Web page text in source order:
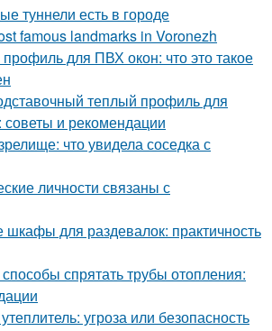
туннели есть в городе
famous landmarks in Voronezh
для ПВХ окон: что это такое
теплый профиль для
советы и рекомендации
что увидела соседка с
личности связаны с
шкафы для раздевалок: практичность
спрятать трубы отопления:
угроза или безопасность